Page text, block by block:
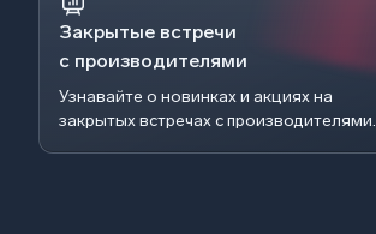
Закрытые встречи
с производителями
Узнавайте о новинках и акциях на
закрытых встречах с производителями.